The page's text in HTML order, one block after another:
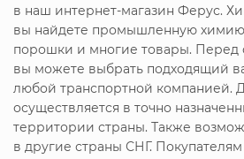
в наш интернет-магазин Ферус.
вы найдете промышленную
порошки и многие товары. Перед
вы можете выбрать подходящий
любой транспортной компанией.
осуществляется в точно
территории страны. Также
в другие страны СНГ.